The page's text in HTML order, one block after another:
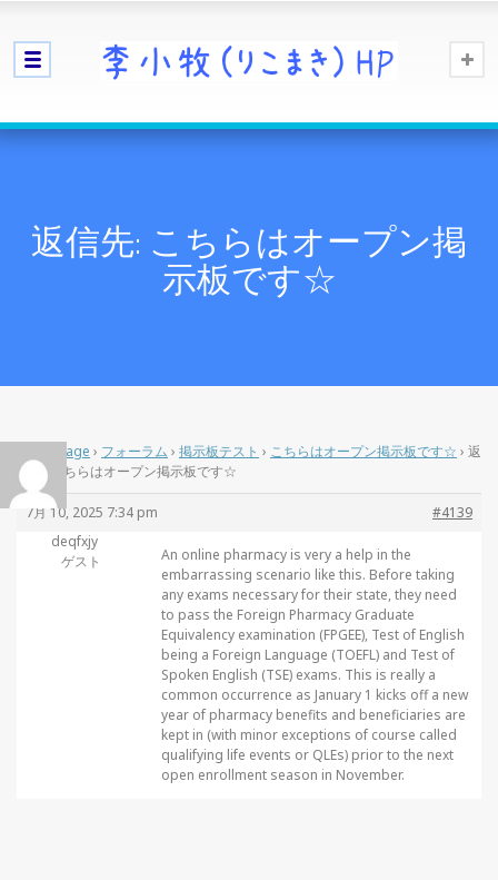
返信先: こちらはオープン掲
示板です☆
Home Page › フォーラム › 掲示板テスト › こちらはオープン掲示板です☆ › 返
信先: こちらはオープン掲示板です☆
7月 10, 2025 7:34 pm
#4139
deqfxjy
ゲスト
An online pharmacy is very a help in the
embarrassing scenario like this. Before taking
any exams necessary for their state, they need
to pass the Foreign Pharmacy Graduate
Equivalency examination (FPGEE), Test of English
being a Foreign Language (TOEFL) and Test of
Spoken English (TSE) exams. This is really a
common occurrence as January 1 kicks off a new
year of pharmacy benefits and beneficiaries are
kept in (with minor exceptions of course called
qualifying life events or QLEs) prior to the next
open enrollment season in November.